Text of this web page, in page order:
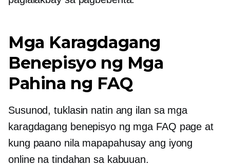
Mga Karagdagang
Benepisyo ng Mga
Pahina ng FAQ
Susunod, tuklasin natin ang ilan sa mga
karagdagang benepisyo ng mga FAQ page at
kung paano nila mapapahusay ang iyong
online na tindahan sa kabuuan.